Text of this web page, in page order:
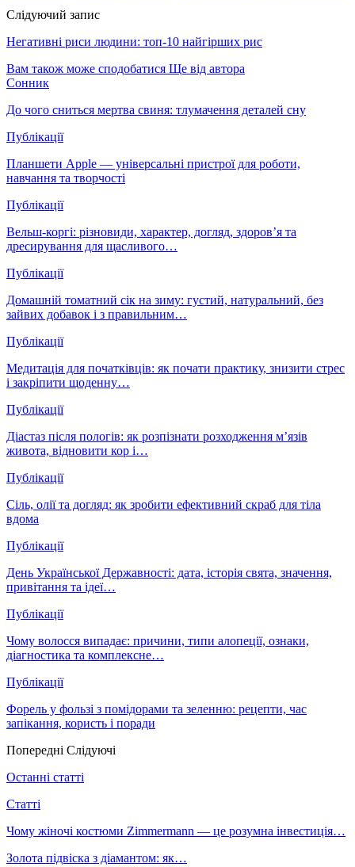
Слідуючий запис
Негативні риси людини: топ-10 найгірших рис
Вам також може сподобатися Ще від автора
Сонник
До чого сниться мертва свиня: тлумачення деталей сну
Публікації
Планшети Apple — універсальні пристрої для роботи,
навчання та творчості
Публікації
Вельш-коргі: різновиди, характер, догляд, здоров’я та
дресирування для щасливого…
Публікації
Домашній томатний сік на зиму: густий, натуральний, без
зайвих добавок і з правильним…
Публікації
Медитація для початківців: як почати практику, знизити стрес
і закріпити щоденну…
Публікації
Діастаз після пологів: як розпізнати розходження м’язів
живота, відновити кор і…
Публікації
Сіль, олії та догляд: як зробити ефективний скраб для тіла
вдома
Публікації
День Української Державності: дата, історія свята, значення,
привітання та ідеї…
Публікації
Чому волосся випадає: причини, типи алопеції, ознаки,
діагностика та комплексне…
Публікації
Форель у фользі з помідорами та зеленню: рецепти, час
запікання, користь і поради
Попередні Слідуючі
Останні статті
Статті
Чому жіночі костюми Zimmermann — це розумна інвестиція…
Золота підвіска з діамантом: як…